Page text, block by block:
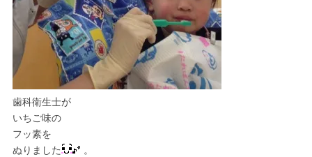
歯科衛生士が
いちご味の
フッ素を
ぬりました
。